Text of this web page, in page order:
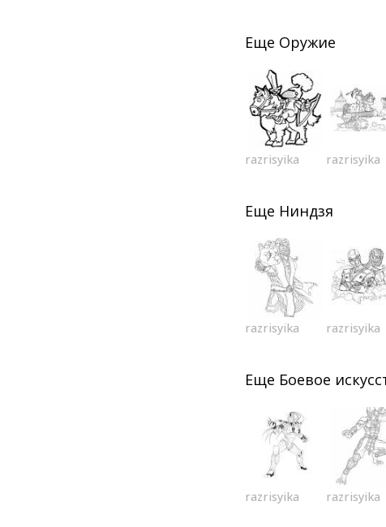
Еще Оружие
razrisyika razrisyika
Еще Ниндзя
razrisyika razrisyika
Еще Боевое
razrisyika razrisyika